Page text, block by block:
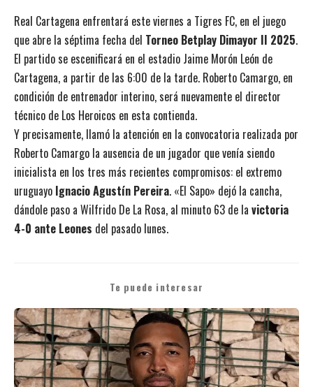
Real Cartagena enfrentará este viernes a Tigres FC, en el juego
que abre la séptima fecha del Torneo Betplay Dimayor II 2025.
El partido se escenificará en el estadio Jaime Morón León de
Cartagena, a partir de las 6:00 de la tarde. Roberto Camargo, en
condición de entrenador interino, será nuevamente el director
técnico de Los Heroicos en esta contienda.
Y precisamente, llamó la atención en la convocatoria realizada por
Roberto Camargo la ausencia de un jugador que venía siendo
inicialista en los tres más recientes compromisos: el extremo
uruguayo Ignacio Agustín Pereira. «El Sapo» dejó la cancha,
dándole paso a Wilfrido De La Rosa, al minuto 63 de la victoria
4-0 ante Leones del pasado lunes.
Te puede interesar